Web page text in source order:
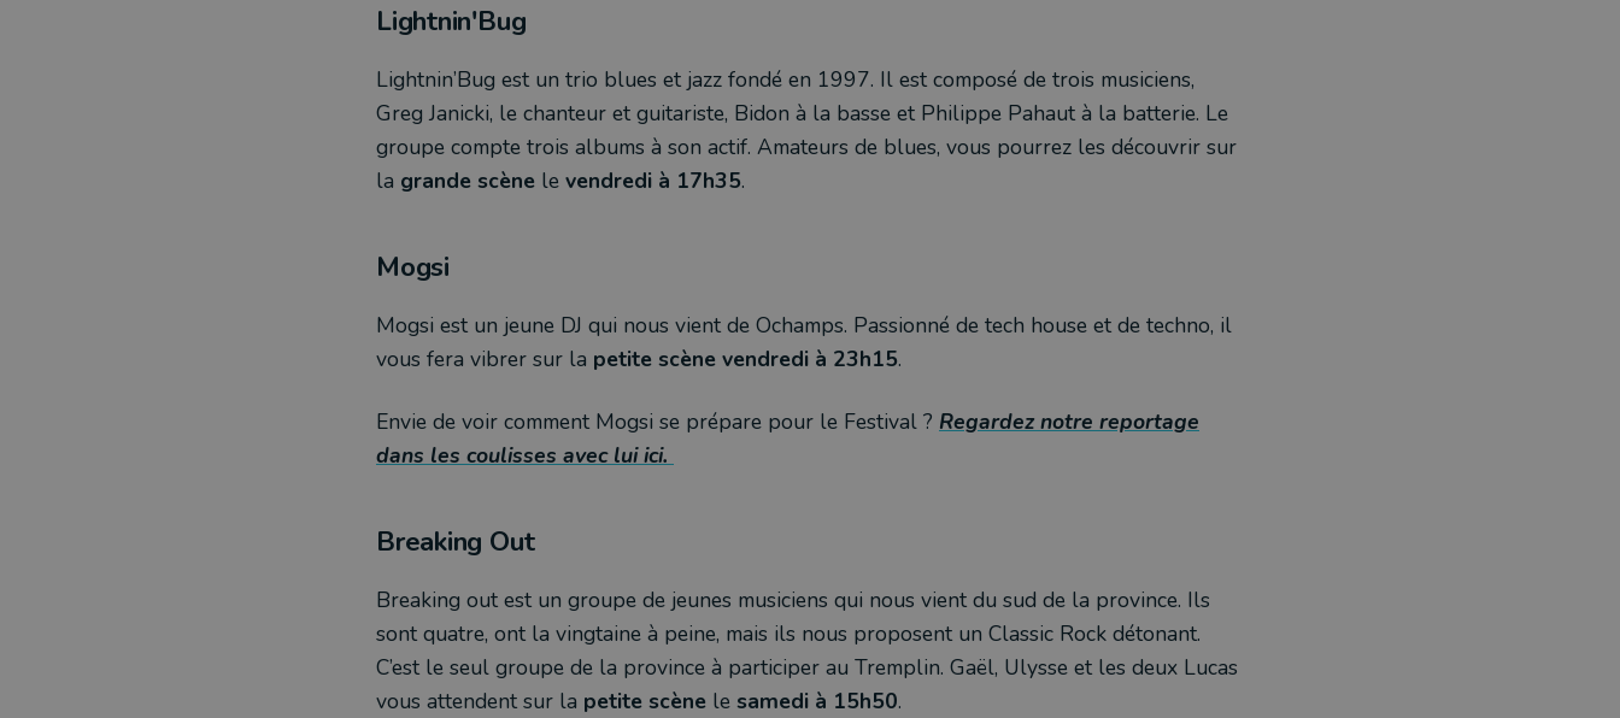
Lightnin'Bug
Lightnin’Bug est un trio blues et jazz fondé en 1997. Il est composé de trois musiciens,
Greg Janicki, le chanteur et guitariste, Bidon à la basse et Philippe Pahaut à la batterie. Le
groupe compte trois albums à son actif. Amateurs de blues, vous pourrez les découvrir sur
la grande scène le vendredi à 17h35.
Mogsi
Mogsi est un jeune DJ qui nous vient de Ochamps. Passionné de tech house et de techno, il
vous fera vibrer sur la petite scène vendredi à 23h15.
Envie de voir comment Mogsi se prépare pour le Festival ? Regardez notre reportage
dans les coulisses avec lui ici.
Breaking Out
Breaking out est un groupe de jeunes musiciens qui nous vient du sud de la province. Ils
sont quatre, ont la vingtaine à peine, mais ils nous proposent un Classic Rock détonant.
C’est le seul groupe de la province à participer au Tremplin. Gaël, Ulysse et les deux Lucas
vous attendent sur la petite scène le samedi à 15h50.